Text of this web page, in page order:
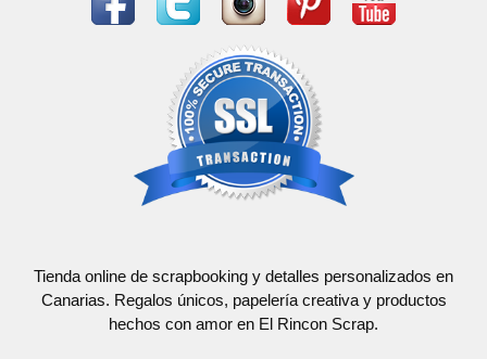
Tienda online de scrapbooking y detalles personalizados en
Canarias. Regalos únicos, papelería creativa y productos
hechos con amor en El Rincon Scrap.